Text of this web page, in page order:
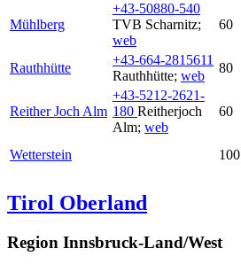
Mühlberg
+43-50880-540
TVB Scharnitz;
web
60
Rauthhütte
+43-664-2815611
Rauthhütte; web
80
Reither Joch Alm
+43-5212-2621-
180 Reitherjoch
Alm; web
60
Wetterstein 100
Tirol Oberland
Region Innsbruck-Land/West